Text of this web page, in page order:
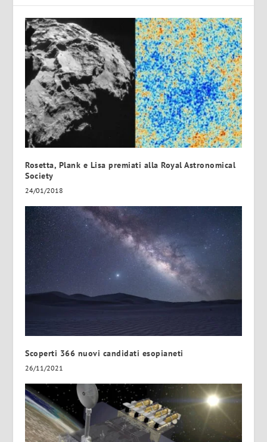
Rosetta, Plank e Lisa premiati alla Royal Astronomical
Society
24/01/2018
Scoperti 366 nuovi candidati esopianeti
26/11/2021